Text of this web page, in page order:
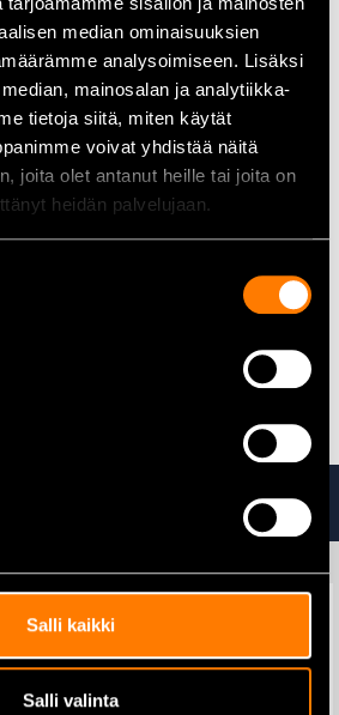
median ominaisuuksien
analysoimiseen. Lisäksi
mainosalan ja analytiikka-
tietoja siitä, miten käytät
voivat yhdistää näitä
joita olet antanut heille tai joita on
heidän palvelujaan.
Salli kaikki
Salli valinta
och utomhusbruk
lm per armatur
K
byggarbetsplatser, lager, garage,
hittar du här